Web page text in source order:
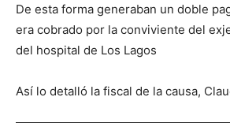
De esta forma generaban un doble
era cobrado por la conviviente del
del hospital de Los Lagos
Así lo detalló la fiscal de la causa,